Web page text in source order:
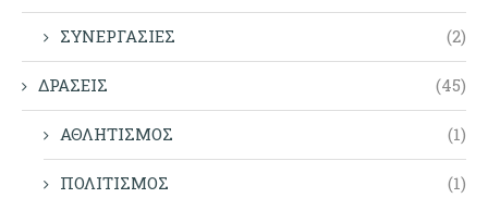
ΣΥΝΕΡΓΑΣΙΕΣ (2)
ΔΡΑΣΕΙΣ (45)
ΑΘΛΗΤΙΣΜΟΣ (1)
ΠΟΛΙΤΙΣΜΟΣ (1)